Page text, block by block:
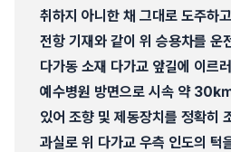
취하지 아니한 채 그대로 도주
전항 기재와 같이 위 승용차를 운
다가동 소재 다가교 앞길에 이르
예수병원 방면으로 시속 약 30
있어 조향 및 제동장치를 정확히
과실로 위 다가교 우측 인도의 턱